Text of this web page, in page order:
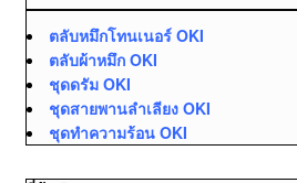
ตลับหมึกโทนเนอร์ OKI
ตลับผ้าหมึก OKI
ชุดดรัม OKI
ชุดสายพานลำเลียง OKI
ชุดทำความร้อน OKI